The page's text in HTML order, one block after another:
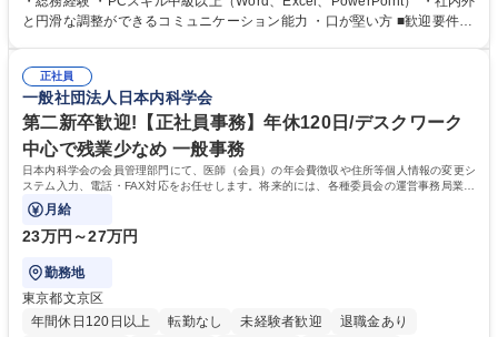
怠管理 ・官公庁への各種提出 ・法定の会議運営（評議員会、理事会） ・
管理 ・福利厚生関連 ・職員からの問合せ、相談対応 ・その他日常の総務
業務全般 募集職種 【東京／文京区】公益財団法人の総務人事業務／年間
休日125日
と円滑な調整ができるコミュニケーション能力 ・口が堅い方 ■歓迎要件
正社員
一般社団法人日本内科学会
第二新卒歓迎!【正社員事務】年休120日/デスクワーク
中心で残業少なめ 一般事務
日本内科学会の会員管理部門にて、医師（会員）の年会費徴収や住所等個人情報の変更シ
ステム入力、電話・FAX対応をお任せします。将来的には、各種委員会の運営事務局業務
などにも幅広く携わっていただきます。
月給
23万円～27万円
勤務地
東京都文京区
年間休日120日以上
転勤なし 未経験者歓迎
退職金あり